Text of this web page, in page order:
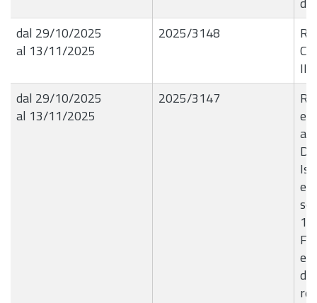
dal 29/10/2025
al 13/11/2025
2025/3148
dal 29/10/2025
al 13/11/2025
2025/3147
e
di